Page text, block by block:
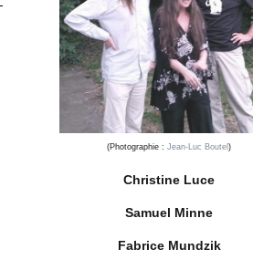
(Photographie : Jean-Luc Boutel )
Christine Luce
Samuel Minne
Fabrice Mundzik